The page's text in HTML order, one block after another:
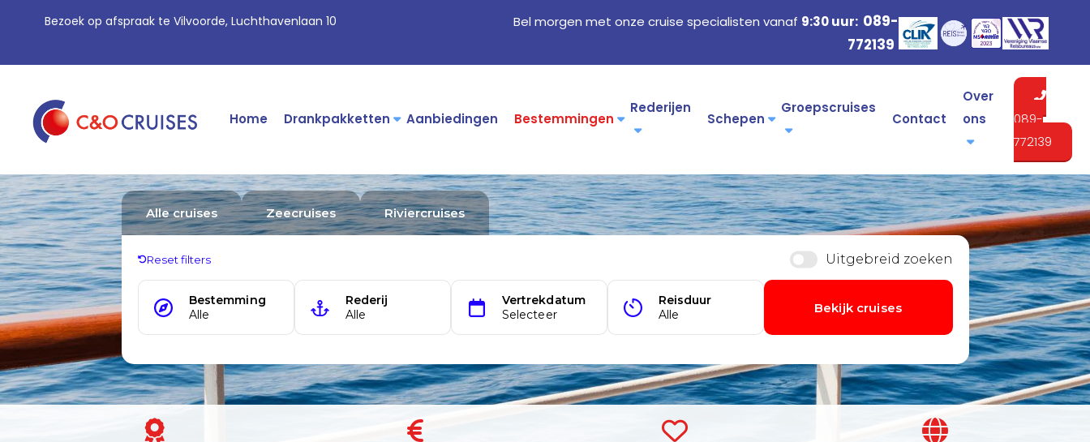
Bezoek op afspraak te Vilvoorde, Luchthavenlaan 10 Bel morgen met onze cruise specialisten vanaf 9:30 uur: 089-
772139
Home Drankpakketten Aanbiedingen Bestemmingen
Rederijen
Schepen
Groepscruises
Contact
Over
ons
089-
772139